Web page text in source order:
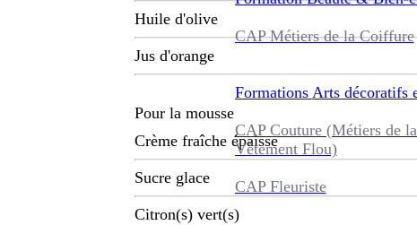
CAP Métiers de la Coiffure
Formations Arts décoratifs
CAP Couture (Métiers de
Vêtement Flou)
CAP Fleuriste
Huile d'olive
Jus d'orange
Pour la mousse
Crème fraîche épaisse
Sucre glace
Citron(s) vert(s)